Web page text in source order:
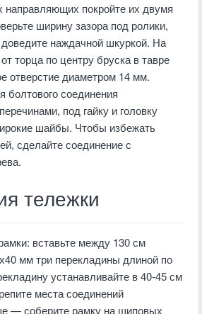
направляющих покройте их двумя
ширину зазора под ролики,
наждачной шкуркой. На
торца по центру бруска в тавре
отверстие диаметром 14 мм.
болтового соединения
под гайку и головку
шайбы. Чтобы избежать
сделайте соединение с
тележки
вставьте между 130 см
мм три перекладины длиной по
устанавливайте в 40-45 см
места соединений
— соберите рамку на шиповых